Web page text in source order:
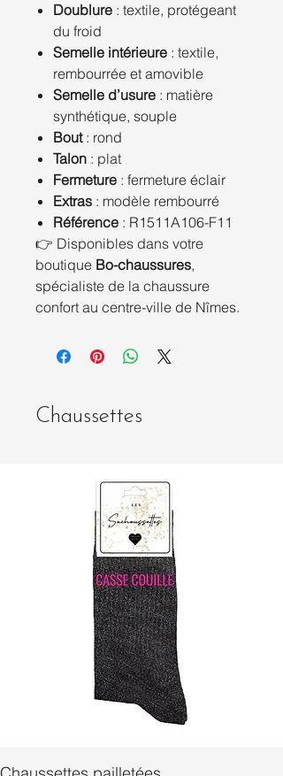
Doublure : textile, protégeant
du froid
Semelle intérieure : textile,
rembourrée et amovible
Semelle d’usure : matière
synthétique, souple
Bout: rond
Talon : plat
Fermeture : fermeture éclair
Extras : modèle rembourré
Référence : R1511A106-F11
👉 Disponibles dans votre
boutique Bo-chaussures,
spécialiste de la chaussure
confort au centre-ville de Nîmes.
Chaussettes